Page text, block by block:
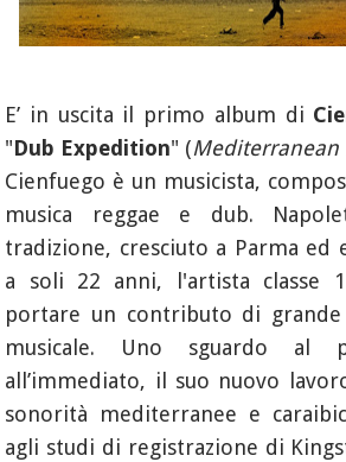
E’ in uscita il primo album di
"Dub Expedition" (Mediterranean
Cienfuego è un musicista,
musica reggae e dub.
tradizione, cresciuto a Parma ed
a soli 22 anni, l'artista classe
portare un contributo di grande
musicale. Uno sguardo al
all’immediato, il suo nuovo
sonorità mediterranee e
agli studi di registrazione di